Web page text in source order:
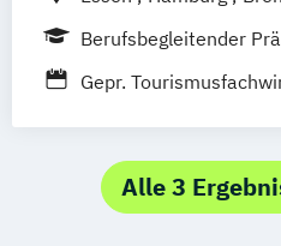
Tourismusmarketing
Berlin
Leipzig
Düsseldorf Köln
Siegen Wiesbaden
Mannheim Karlsruhe
Augsburg München
Berufsbegleitender
Gepr.
Alle 3